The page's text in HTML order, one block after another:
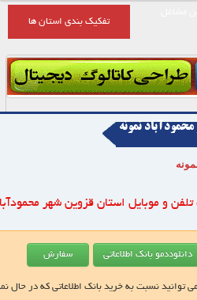
تفکیک بندی استان ها
نمونه
و موبایل استان قزوین شهر
توانید نسبت به خرید بانک اطلاعاتی که در حال